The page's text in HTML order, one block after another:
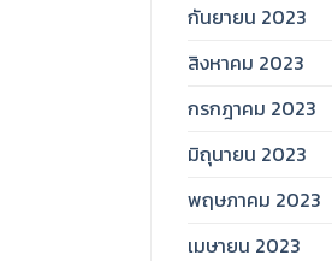
กันยายน 2023
สิงหาคม 2023
กรกฎาคม 2023
มิถุนายน 2023
พฤษภาคม 2023
เมษายน 2023